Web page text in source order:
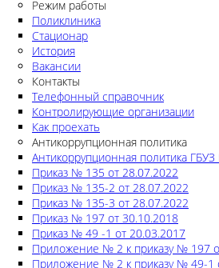
Режим работы
Поликлиника
Стационар
История
Вакансии
Контакты
Телефонный справочник
Контролирующие организации
Как проехать
Антикоррупционная политика
Антикоррупционная политика ГБУЗ
Приказ № 135 от 28.07.2022
Приказ № 135-2 от 28.07.2022
Приказ № 135-3 от 28.07.2022
Приказ № 197 от 30.10.2018
Приказ № 49 -1 от 20.03.2017
Приложение № 2 к приказу № 197
Приложение № 2 к приказу № 49-1